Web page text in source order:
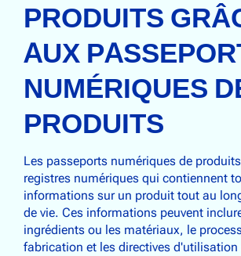
PRODUITS
AUX
NUMÉRIQUES
PRODUITS
Les passeports numériques de
registres numériques qui contiennent
informations sur un produit tout au
de vie. Ces informations peuvent
ingrédients ou les matériaux, le
fabrication et les directives d'utilisation